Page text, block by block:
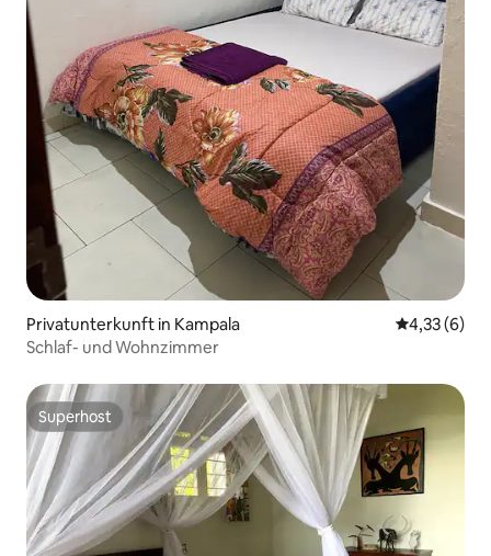
Privatunterkunft in Kampala
4,33 (6)
Schlaf- und Wohnzimmer
Superhost
Superhost